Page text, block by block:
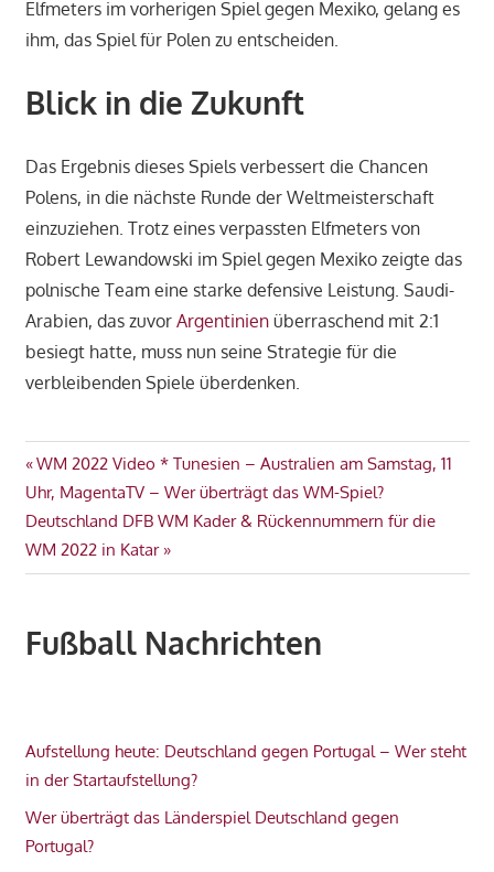
Elfmeters im vorherigen Spiel gegen Mexiko, gelang es
ihm, das Spiel für Polen zu entscheiden.
Blick in die Zukunft
Das Ergebnis dieses Spiels verbessert die Chancen
Polens, in die nächste Runde der Weltmeisterschaft
einzuziehen. Trotz eines verpassten Elfmeters von
Robert Lewandowski im Spiel gegen Mexiko zeigte das
polnische Team eine starke defensive Leistung. Saudi-
Arabien, das zuvor Argentinienüberraschend mit 2:1
besiegt hatte, muss nun seine Strategie für die
verbleibenden Spiele überdenken.
GRUPPE
2022
Beitragsnavigation
Vorheriger
Beitrag:
WM 2022 Video * Tunesien – Australien am Samstag, 11
Uhr, MagentaTV – Wer überträgt das WM-Spiel?
Nächster
Beitrag:
Deutschland DFB WM Kader & Rückennummern für die
WM 2022 in Katar
Fußball Nachrichten
Aufstellung heute: Deutschland gegen Portugal – Wer steht
in der Startaufstellung?
Wer überträgt das Länderspiel Deutschland gegen
Portugal?